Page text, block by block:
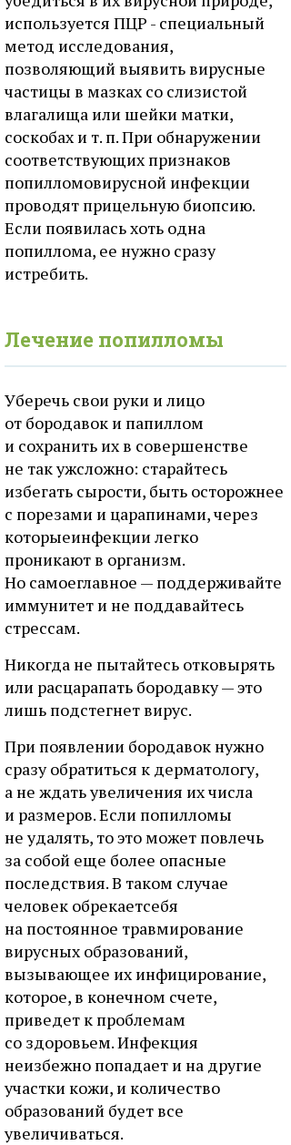
используется ПЦР - специальный
метод исследования,
позволяющий выявить вирусные
частицы в мазках со слизистой
влагалища или шейки матки,
соскобах и т. п. При обнаружении
соответствующих признаков
попилломовирусной инфекции
проводят прицельную биопсию.
Если появилась хоть одна
попиллома, ее нужно сразу
истребить.
Лечение попилломы
Уберечь свои руки и лицо
от бородавок и папиллом
и сохранить их в совершенстве
не так ужсложно: старайтесь
избегать сырости, быть осторожнее
с порезами и царапинами, через
которыеинфекции легко
проникают в организм.
Но самоеглавное — поддерживайте
иммунитет и не поддавайтесь
стрессам.
Никогда не пытайтесь отковырять
или расцарапать бородавку — это
лишь подстегнет вирус.
При появлении бородавок нужно
сразу обратиться к дерматологу,
а не ждать увеличения их числа
и размеров. Если попилломы
не удалять, то это может повлечь
за собой еще более опасные
последствия. В таком случае
человек обрекаетсебя
на постоянное травмирование
вирусных образований,
вызывающее их инфицирование,
которое, в конечном счете,
приведет к проблемам
со здоровьем. Инфекция
неизбежно попадает и на другие
участки кожи, и количество
образований будет все
увеличиваться.